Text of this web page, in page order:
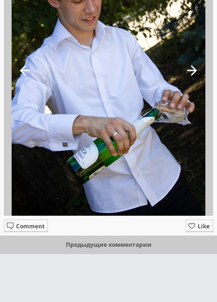
Like
Comment
Предыдущие комментарии